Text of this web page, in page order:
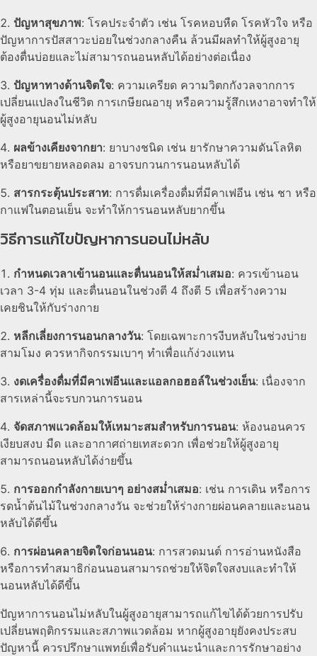
ปัญหาสุขภาพ: โรคประจำตัว เช่น โรคหอบหืด โรคหัวใจ หรือ
ปัญหาการปัสสาวะบ่อยในช่วงกลางคืน ล้วนมีผลทำให้ผู้สูงอายุ
ต้องตื่นบ่อยและไม่สามารถนอนหลับได้อย่างต่อเนื่อง
ปัญหาทางด้านจิตใจ: ความเครียด ความวิตกกังวลจากการ
เปลี่ยนแปลงในชีวิต การเกษียณอายุ หรือความรู้สึกเหงาอาจทำให้
ผู้สูงอายุนอนไม่หลับ
ผลข้างเคียงจากยา: ยาบางชนิด เช่น ยารักษาความดันโลหิต
หรือยาขยายหลอดลม อาจรบกวนการนอนหลับได้
สารกระตุ้นประสาท: การดื่มเครื่องดื่มที่มีคาเฟอีน เช่น ชา หรือ
กาแฟในตอนเย็น จะทำให้การนอนหลับยากขึ้น
วิธีการแก้ไขปัญหาการนอนไม่หลับ
กำหนดเวลาเข้านอนและตื่นนอนให้สม่ำเสมอ: ควรเข้านอน
เวลา 3-4 ทุ่ม และตื่นนอนในช่วงตี 4 ถึงตี 5 เพื่อสร้างความ
เคยชินให้กับร่างกาย
หลีกเลี่ยงการนอนกลางวัน: โดยเฉพาะการงีบหลับในช่วงบ่าย
สามโมง ควรหากิจกรรมเบาๆ ทำเพื่อแก้ง่วงแทน
งดเครื่องดื่มที่มีคาเฟอีนและแอลกอฮอล์ในช่วงเย็น: เนื่องจาก
สารเหล่านี้จะรบกวนการนอน
จัดสภาพแวดล้อมให้เหมาะสมสำหรับการนอน: ห้องนอนควร
เงียบสงบ มืด และอากาศถ่ายเทสะดวก เพื่อช่วยให้ผู้สูงอายุ
สามารถนอนหลับได้ง่ายขึ้น
การออกกำลังกายเบาๆ อย่างสม่ำเสมอ: เช่น การเดิน หรือการ
รดน้ำต้นไม้ในช่วงกลางวัน จะช่วยให้ร่างกายผ่อนคลายและนอน
หลับได้ดีขึ้น
การผ่อนคลายจิตใจก่อนนอน: การสวดมนต์ การอ่านหนังสือ
หรือการทำสมาธิก่อนนอนสามารถช่วยให้จิตใจสงบและทำให้
นอนหลับได้ดีขึ้น
ปัญหาการนอนไม่หลับในผู้สูงอายุสามารถแก้ไขได้ด้วยการปรับ
เปลี่ยนพฤติกรรมและสภาพแวดล้อม หากผู้สูงอายุยังคงประสบ
ปัญหานี้ ควรปรึกษาแพทย์เพื่อรับคำแนะนำและการรักษาอย่าง